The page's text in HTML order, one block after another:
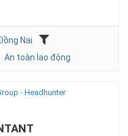
Nai
An toàn lao động
- Headhunter